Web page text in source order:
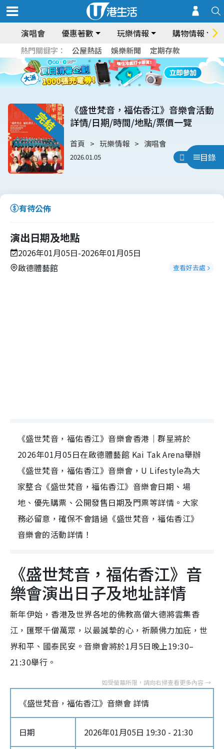
演唱會 優惠著數 玩樂情報 購物情報
熱門關鍵字： 公屋熱話 娛樂新聞 定期存款
目錄
《盛世梵音，福佑香江》音樂會活動
詳情/日期/時間/地點/票價一覽
首頁 玩樂情報 演唱會
2026.01.05 用App睇
有待公佈
演出日期及地點
2026年01月05日-2026年01月05日
啟德體藝館
查看好去處
《盛世梵音，福佑香江》音樂會香港｜群星將於
2026年01月05日在啟德體藝館 Kai Tak Arena舉辦
《盛世梵音，福佑香江》音樂會，U Lifestyle為大
家整合《盛世梵音，福佑香江》音樂會日期、場
地、優先購票、公開發售日期及門票等詳情。大家
務必留意，確保不會錯過《盛世梵音，福佑香江》
音樂會的活動詳情！
《盛世梵音，福佑香江》音
樂會演出日子及地址詳情
新年伊始，香港及世界各地的佛教高僧大德將雲集香
江，匯聚千僧萬眾，以最誠摯的心，祈願佛力加庇，世
界和平、國泰民安。音樂會將於1月5日晚上19:30–
21:30舉行。
《盛世梵音，福佑香江》音樂會 詳情
日期 2026年01月05日 19:30 - 21:30